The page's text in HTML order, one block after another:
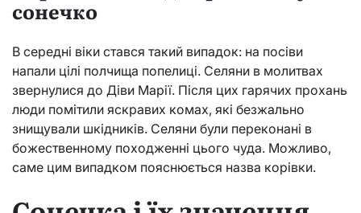
сонечко
В середні віки стався такий випадок: на посіви
напали цілі полчища попелиці. Селяни в молитвах
звернулися до Діви Марії. Після цих гарячих прохань
люди помітили яскравих комах, які безжально
знищували шкідників. Селяни були переконані в
божественному походженні цього чуда. Можливо,
саме цим випадком пояснюється назва корівки.